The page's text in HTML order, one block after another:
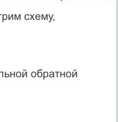
схему,
обратной